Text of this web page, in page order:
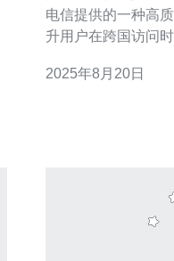
电信提供的一种高
升用户在跨国访问
象，为用户提供了
2025年8月20日